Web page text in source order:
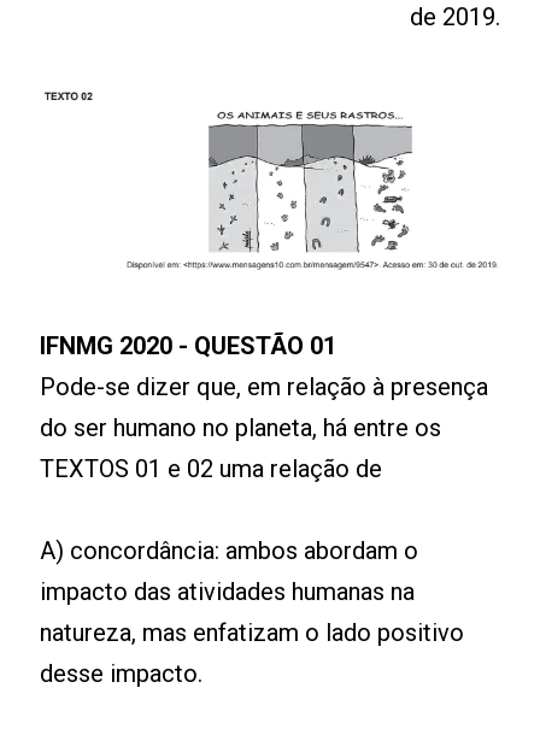
de 2019.
IFNMG 2020 - QUESTÃO 01
Pode-se dizer que, em relação à presença
do ser humano no planeta, há entre os
TEXTOS 01 e 02 uma relação de
A) concordância: ambos abordam o
impacto das atividades humanas na
natureza, mas enfatizam o lado positivo
desse impacto.